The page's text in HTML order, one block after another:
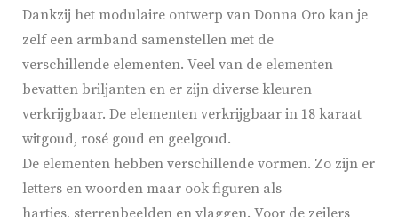
Dankzij het modulaire ontwerp van Donna Oro kan je
zelf een armband samenstellen met de
verschillende elementen. Veel van de elementen
bevatten briljanten en er zijn diverse kleuren
verkrijgbaar. De elementen verkrijgbaar in 18 karaat
witgoud, rosé goud en geelgoud.
De elementen hebben verschillende vormen. Zo zijn er
letters en woorden maar ook figuren als
hartjes, sterrenbeelden en vlaggen. Voor de zeilers